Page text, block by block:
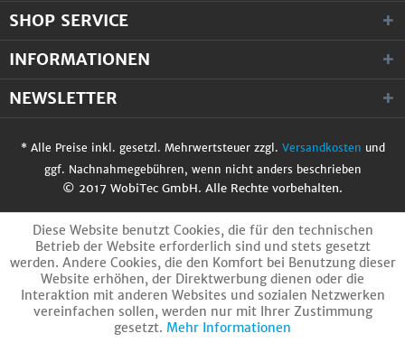
SHOP SERVICE
INFORMATIONEN
NEWSLETTER
* Alle Preise inkl. gesetzl. Mehrwertsteuer zzgl. Versandkosten und
ggf. Nachnahmegebühren, wenn nicht anders beschrieben
© 2017 WobiTec GmbH. Alle Rechte vorbehalten.
Diese Website benutzt Cookies, die für den technischen
Betrieb der Website erforderlich sind und stets gesetzt
werden. Andere Cookies, die den Komfort bei Benutzung dieser
Website erhöhen, der Direktwerbung dienen oder die
Interaktion mit anderen Websites und sozialen Netzwerken
vereinfachen sollen, werden nur mit Ihrer Zustimmung
gesetzt. Mehr Informationen